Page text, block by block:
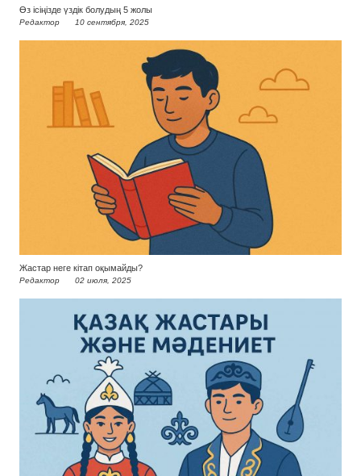
Өз ісіңізде үздік болудың 5 жолы
Редактор 10 сентября, 2025
Жастар неге кітап оқымайды?
Редактор 02 июля, 2025